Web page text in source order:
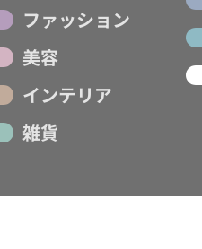
ファッション
美容
インテリア
雑貨